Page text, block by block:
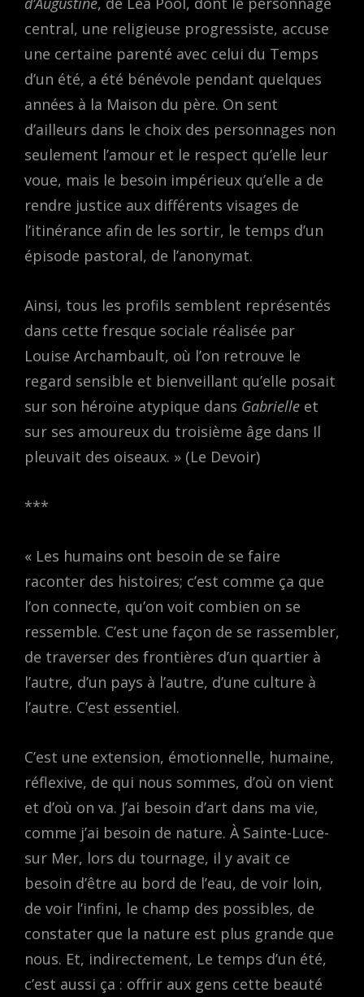
central, une religieuse progressiste, accuse
une certaine parenté avec celui du Temps
d’un été, a été bénévole pendant quelques
années à la Maison du père. On sent
d’ailleurs dans le choix des personnages non
seulement l’amour et le respect qu’elle leur
voue, mais le besoin impérieux qu’elle a de
rendre justice aux différents visages de
l’itinérance afin de les sortir, le temps d’un
épisode pastoral, de l’anonymat.
Ainsi, tous les profils semblent représentés
dans cette fresque sociale réalisée par
Louise Archambault, où l’on retrouve le
regard sensible et bienveillant qu’elle posait
sur son héroïne atypique dans Gabrielle et
sur ses amoureux du troisième âge dans Il
pleuvait des oiseaux. » (Le Devoir)
***
« Les humains ont besoin de se faire
raconter des histoires; c’est comme ça que
l’on connecte, qu’on voit combien on se
ressemble. C’est une façon de se rassembler,
de traverser des frontières d’un quartier à
l’autre, d’un pays à l’autre, d’une culture à
l’autre. C’est essentiel.
C’est une extension, émotionnelle, humaine,
réflexive, de qui nous sommes, d’où on vient
et d’où on va. J’ai besoin d’art dans ma vie,
comme j’ai besoin de nature. À Sainte-Luce-
sur Mer, lors du tournage, il y avait ce
besoin d’être au bord de l’eau, de voir loin,
de voir l’infini, le champ des possibles, de
constater que la nature est plus grande que
nous. Et, indirectement, Le temps d’un été,
c’est aussi ça : offrir aux gens cette beauté